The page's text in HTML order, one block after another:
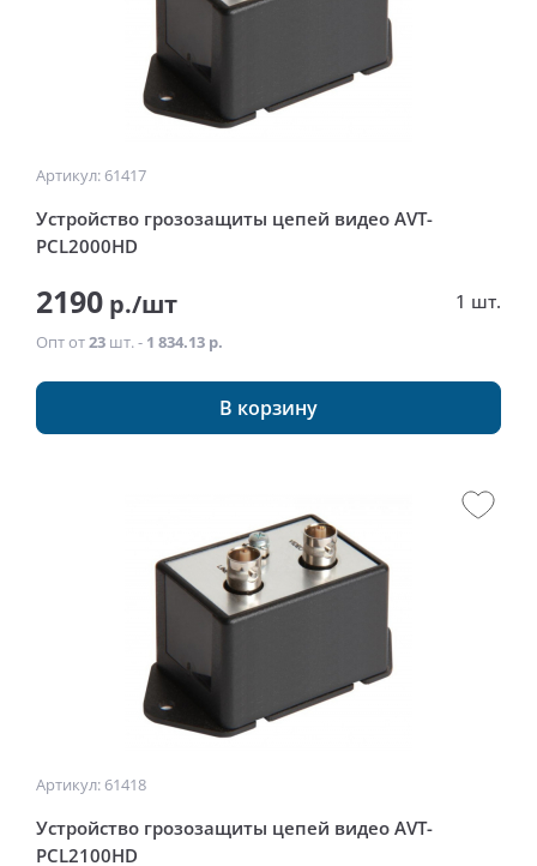
Артикул: 61417
Устройство грозозащиты цепей видео AVT-
PCL2000HD
2190 р./шт 1 шт.
Опт от23 шт. - 1 834.13 р.
В корзину
Артикул: 61418
Устройство грозозащиты цепей видео AVT-
PCL2100HD